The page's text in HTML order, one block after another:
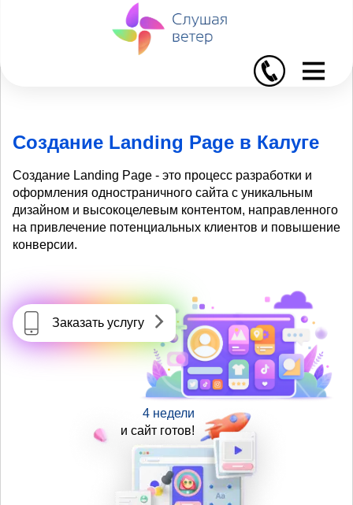
I
Создание Landing Page в Калуге
Создание Landing Page - это процесс разработки и
оформления одностраничного сайта с уникальным
дизайном и высокоцелевым контентом, направленного
на привлечение потенциальных клиентов и повышение
конверсии.
Заказать услугу
4 недели
и сайт готов!